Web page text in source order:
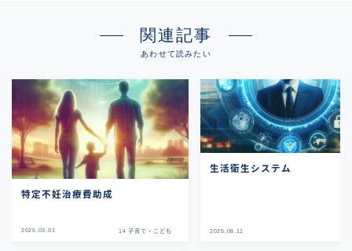
関連記事
あわせて読みたい
特定不妊治療費助成
2025.03.01 14 子育て・こども
生活衛生システム
2025.08.11